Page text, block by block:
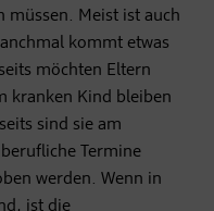
müssen. Meist ist auch
kommt etwas
möchten Eltern
kranken Kind bleiben
sind sie am
Termine
werden. Wenn in
ist die